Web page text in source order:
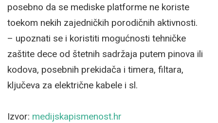
posebno da se mediske platforme ne koriste
toekom nekih zajedničkih porodičnih aktivnosti.
– upoznati se i koristiti mogućnosti tehničke
zaštite dece od štetnih sadržaja putem pinova ili
kodova, posebnih prekidača i timera, filtara,
ključeva za električne kabele i sl.
Izvor: medijskapismenost.hr